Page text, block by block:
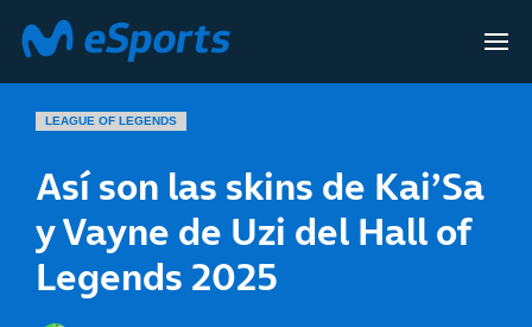
LEAGUE OF LEGENDS
Así son las skins de Kai’Sa
y Vayne de Uzi del Hall of
Legends 2025